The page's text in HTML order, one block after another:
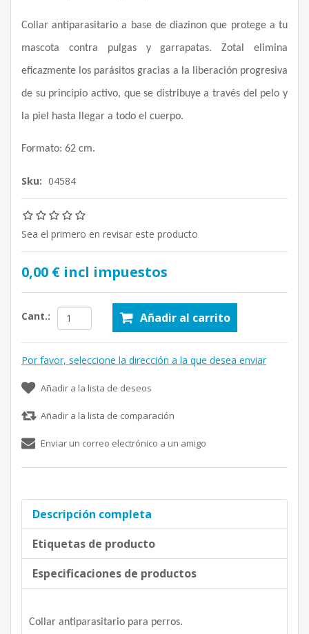
Collar antiparasitario a base de diazinon que protege a tu
mascota contra pulgas y garrapatas. Zotal elimina
eficazmente los parásitos gracias a la liberación progresiva
de su principio activo, que se distribuye a través del pelo y
la piel hasta llegar a todo el cuerpo.
Formato: 62 cm.
Sku: 04584
Sea el primero en revisar este producto
0,00 € incl impuestos
Cant.: Añadir al carrito
Por favor, seleccione la dirección a la que desea enviar
Añadir a la lista de deseos
Añadir a la lista de comparación
Enviar un correo electrónico a un amigo
Descripción completa
Etiquetas de producto
Especificaciones de productos
Collar antiparasitario para perros.